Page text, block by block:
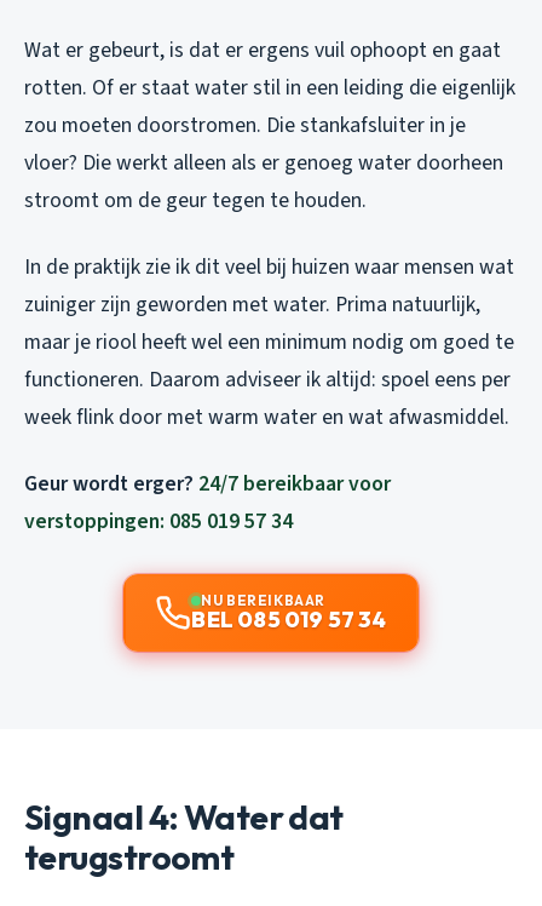
Wat er gebeurt, is dat er ergens vuil ophoopt en gaat
rotten. Of er staat water stil in een leiding die eigenlijk
zou moeten doorstromen. Die stankafsluiter in je
vloer? Die werkt alleen als er genoeg water doorheen
stroomt om de geur tegen te houden.
In de praktijk zie ik dit veel bij huizen waar mensen wat
zuiniger zijn geworden met water. Prima natuurlijk,
maar je riool heeft wel een minimum nodig om goed te
functioneren. Daarom adviseer ik altijd: spoel eens per
week flink door met warm water en wat afwasmiddel.
Geur wordt erger? 24/7 bereikbaar voor
verstoppingen: 085 019 57 34
NU BEREIKBAAR
BEL 085 019 57 34
Signaal 4: Water dat
terugstroomt